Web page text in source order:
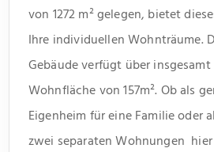
von 1272 m² gelegen, bietet
Ihre individuellen Wohnträume.
Gebäude verfügt über
Wohnfläche von 157m². Ob als
Eigenheim für eine Familie oder
zwei separaten Wohnungen 